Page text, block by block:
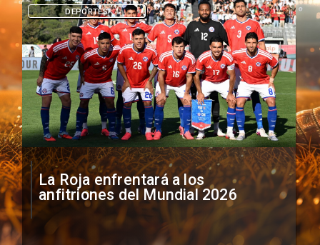
La Roja enfrentará a los
anfitriones del Mundial 2026
DEPORTES